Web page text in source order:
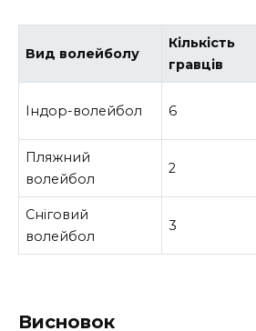
Вид волейболу
Кількість
гравців
Індор-волейбол 6
Пляжний
волейбол
2
Сніговий
волейбол
3
Висновок